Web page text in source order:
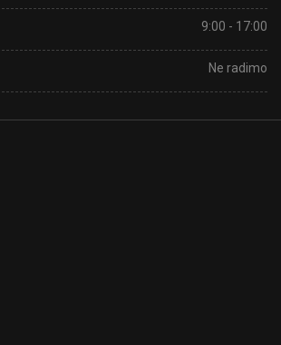
9:00 - 17:00
Ne radimo